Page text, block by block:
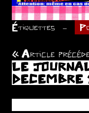
Étiquettes
Navigation
de
Article
LE
DECEMBRE